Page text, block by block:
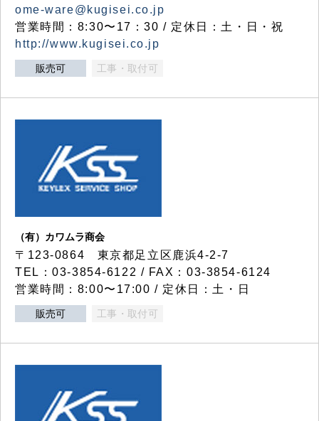
ome-ware@kugisei.co.jp
営業時間：8:30〜17：30 / 定休日：土・日・祝
http://www.kugisei.co.jp
販売可 工事・取付可
（有）カワムラ商会
〒123-0864 東京都足立区鹿浜4-2-7
TEL：03-3854-6122 / FAX：03-3854-6124
営業時間：8:00〜17:00 / 定休日：土・日
販売可 工事・取付可